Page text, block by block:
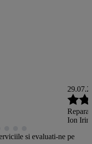
Ion
si evaluati-ne pe